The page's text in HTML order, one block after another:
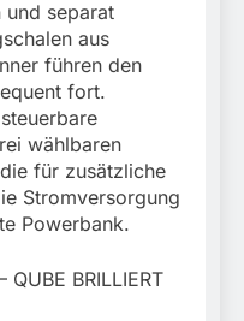
und separat
aus
führen den
fort.
wählbaren
für zusätzliche
Stromversorgung
Powerbank.
QUBE BRILLIERT